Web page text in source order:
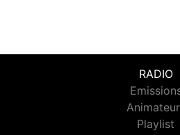
RADIO
Playlist